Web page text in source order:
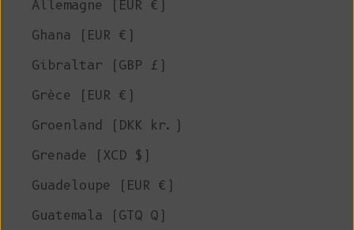
Allemagne (EUR €)
Ghana (EUR €)
Gibraltar (GBP £)
Grèce (EUR €)
Groenland (DKK kr.)
Grenade (XCD $)
Guadeloupe (EUR €)
Guatemala (GTQ Q)